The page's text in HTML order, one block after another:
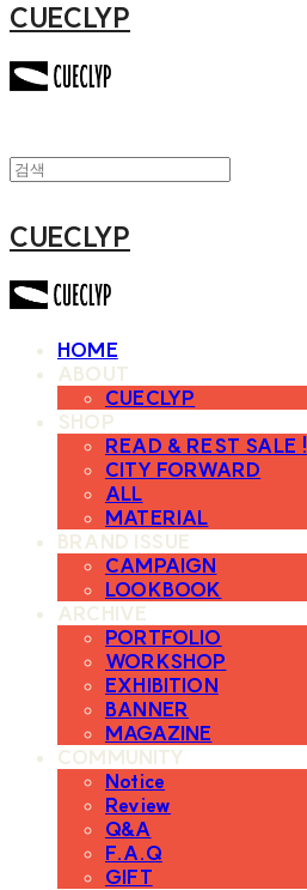
CUECLYP
CUECLYP
HOME
ABOUT
CUECLYP
SHOP
READ & REST SALE !
CITY FORWARD
ALL
MATERIAL
BRAND ISSUE
CAMPAIGN
LOOKBOOK
ARCHIVE
PORTFOLIO
WORKSHOP
EXHIBITION
BANNER
MAGAZINE
COMMUNITY
Notice
Review
Q&A
F.A.Q
GIFT